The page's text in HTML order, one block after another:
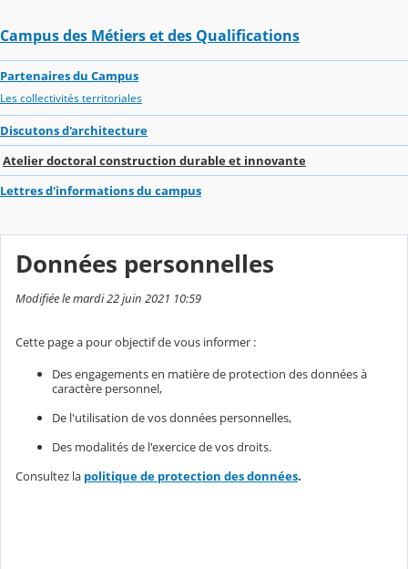
Campus des Métiers et des Qualifications
Partenaires du Campus
Les collectivités territoriales
Discutons d'architecture
Atelier doctoral construction durable et innovante
Lettres d'informations du campus
Données personnelles
Modifiée le mardi 22 juin 2021 10:59
Cette page a pour objectif de vous informer :
Des engagements en matière de protection des données à
caractère personnel,
De l'utilisation de vos données personnelles,
Des modalités de l'exercice de vos droits.
Consultez la politique de protection des données.